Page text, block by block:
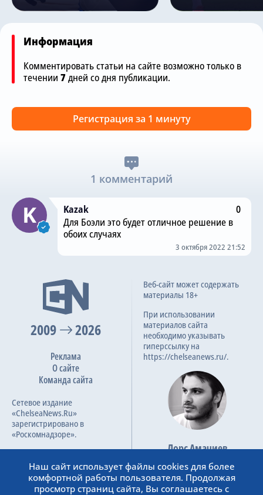
Информация
Комментировать статьи на сайте возможно только в
течении 7дней со дня публикации.
Регистрация за 1 минуту
1 комментарий
Kazak
0
Для Боэли это будет отличное решение в
обоих случаях
3 октября 2022 21:52
2009 2026
Реклама
О сайте
Команда сайта
Сетевое издание
«ChelseaNews.Ru»
зарегистрировано в
«Роскомнадзоре».
ФС 77 – 87138.
Веб-сайт может содержать
материалы 18+
При использовании
материалов сайта
необходимо указывать
гиперссылку на
https://chelseanews.ru/.
Лорс Амачиев
Основатель сайта
admin@chelseanews.ru
https://www.linkedin.com/
Наш сайт использует файлы cookies для более
комфортной работы пользователя. Продолжая
просмотр страниц сайта, Вы соглашаетесь с